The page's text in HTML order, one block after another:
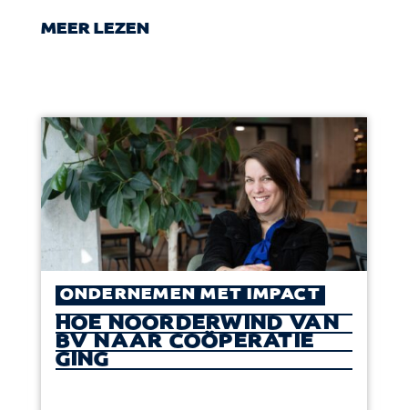
MEER LEZEN
ONDERNEMEN MET IMPACT
HOE NOORDERWIND VAN
BV NAAR COÖPERATIE
GING